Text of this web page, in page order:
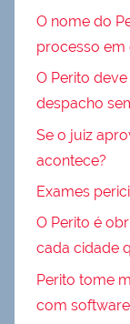
O nome do
processo em
O Perito
despacho
Se o juiz
acontece?
Exames
O Perito é
cada cidade
Perito tome
com